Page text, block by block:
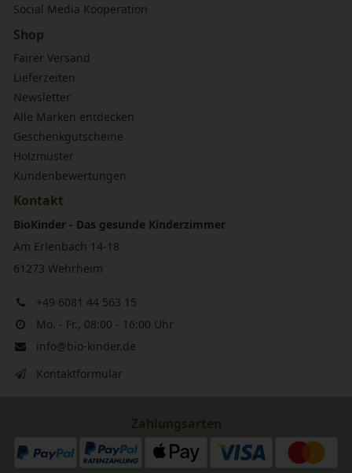
Social Media Kooperation
Shop
Fairer Versand
Lieferzeiten
Newsletter
Alle Marken entdecken
Geschenkgutscheine
Holzmuster
Kundenbewertungen
Kontakt
BioKinder - Das gesunde Kinderzimmer
Am Erlenbach 14-18
61273 Wehrheim
+49 6081 44 563 15
Mo. - Fr., 08:00 - 16:00 Uhr
info@bio-kinder.de
Kontaktformular
Zahlungsarten